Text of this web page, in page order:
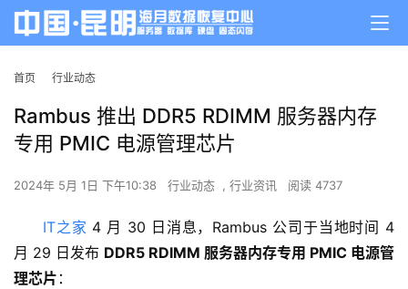
首页 行业动态
Rambus 推出 DDR5 RDIMM 服务器内存
专用 PMIC 电源管理芯片
2024年 5月 1日 下午10:38 行业动态 , 行业资讯 阅读 4737
IT之家 4 月 30 日消息，Rambus 公司于当地时间 4
月 29 日发布 DDR5 RDIMM 服务器内存专用 PMIC 电源管
理芯片 ：